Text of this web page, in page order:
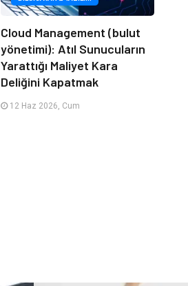
Cloud Management (bulut
yönetimi): Atıl Sunucuların
Yarattığı Maliyet Kara
Deliğini Kapatmak
12 Haz 2026, Cum